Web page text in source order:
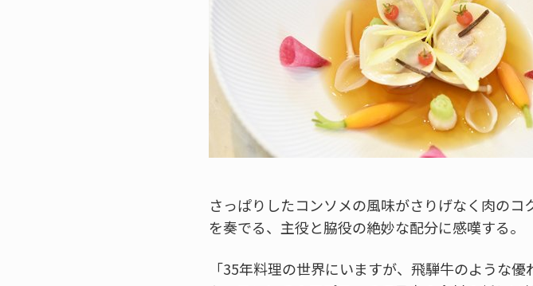
さっぱりしたコンソメの風味がさりげなく肉の
を奏でる、主役と脇役の絶妙な配分に感嘆する。
「35年料理の世界にいますが、飛騨牛のような